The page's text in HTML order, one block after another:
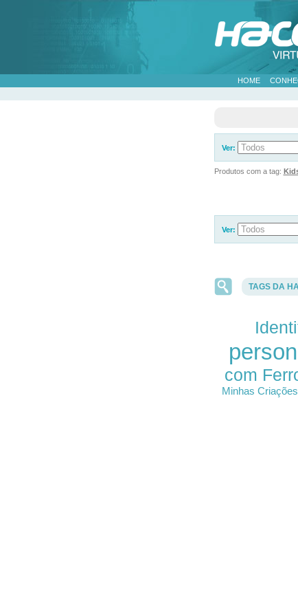
HOME
Ver:
Produtos com a tag:
Ver:
TAGS DA
com
Minhas Criações